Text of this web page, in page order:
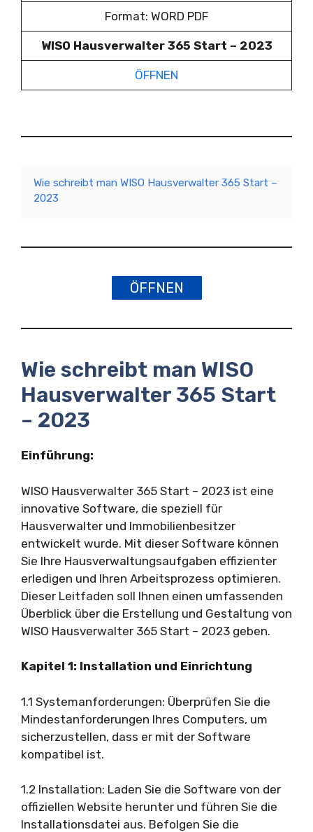
Format: WORD PDF
WISO Hausverwalter 365 Start – 2023
ÖFFNEN
Wie schreibt man WISO Hausverwalter 365 Start –
2023
ÖFFNEN
Wie schreibt man WISO
Hausverwalter 365 Start
– 2023
Einführung:
WISO Hausverwalter 365 Start – 2023 ist eine
innovative Software, die speziell für
Hausverwalter und Immobilienbesitzer
entwickelt wurde. Mit dieser Software können
Sie Ihre Hausverwaltungsaufgaben effizienter
erledigen und Ihren Arbeitsprozess optimieren.
Dieser Leitfaden soll Ihnen einen umfassenden
Überblick über die Erstellung und Gestaltung von
WISO Hausverwalter 365 Start – 2023 geben.
Kapitel 1: Installation und Einrichtung
1.1 Systemanforderungen: Überprüfen Sie die
Mindestanforderungen Ihres Computers, um
sicherzustellen, dass er mit der Software
kompatibel ist.
1.2 Installation: Laden Sie die Software von der
offiziellen Website herunter und führen Sie die
Installationsdatei aus. Befolgen Sie die